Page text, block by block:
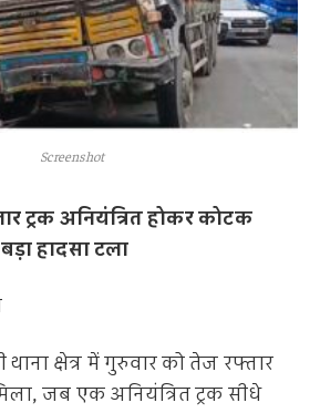
Screenshot
ट्रक अनियंत्रित होकर कोटक
हादसा टला
क्षेत्र में गुरुवार को तेज रफ्तार
जब एक अनियंत्रित ट्रक सीधे